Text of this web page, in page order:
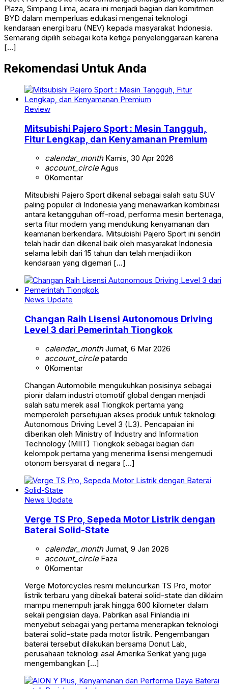
Plaza, Simpang Lima, acara ini menjadi bagian dari komitmen
BYD dalam memperluas edukasi mengenai teknologi
kendaraan energi baru (NEV) kepada masyarakat Indonesia.
Semarang dipilih sebagai kota ketiga penyelenggaraan karena
[…]
Rekomendasi Untuk Anda
Review
Mitsubishi Pajero Sport : Mesin Tangguh,
Fitur Lengkap, dan Kenyamanan Premium
calendar_monthKamis, 30 Apr 2026
account_circleAgus
0Komentar
Mitsubishi Pajero Sport dikenal sebagai salah satu SUV
paling populer di Indonesia yang menawarkan kombinasi
antara ketangguhan off-road, performa mesin bertenaga,
serta fitur modern yang mendukung kenyamanan dan
keamanan berkendara. Mitsubishi Pajero Sport ini sendiri
telah hadir dan dikenal baik oleh masyarakat Indonesia
selama lebih dari 15 tahun dan telah menjadi ikon
kendaraan yang digemari […]
News Update
Changan Raih Lisensi Autonomous Driving
Level 3 dari Pemerintah Tiongkok
calendar_monthJumat, 6 Mar 2026
account_circlepatardo
0Komentar
Changan Automobile mengukuhkan posisinya sebagai
pionir dalam industri otomotif global dengan menjadi
salah satu merek asal Tiongkok pertama yang
memperoleh persetujuan akses produk untuk teknologi
Autonomous Driving Level 3 (L3). Pencapaian ini
diberikan oleh Ministry of Industry and Information
Technology (MIIT) Tiongkok sebagai bagian dari
kelompok pertama yang menerima lisensi mengemudi
otonom bersyarat di negara […]
News Update
Verge TS Pro, Sepeda Motor Listrik dengan
Baterai Solid-State
calendar_monthJumat, 9 Jan 2026
account_circleFaza
0Komentar
Verge Motorcycles resmi meluncurkan TS Pro, motor
listrik terbaru yang dibekali baterai solid-state dan diklaim
mampu menempuh jarak hingga 600 kilometer dalam
sekali pengisian daya. Pabrikan asal Finlandia ini
menyebut sebagai yang pertama menerapkan teknologi
baterai solid-state pada motor listrik. Pengembangan
baterai tersebut dilakukan bersama Donut Lab,
perusahaan teknologi asal Amerika Serikat yang juga
mengembangkan […]